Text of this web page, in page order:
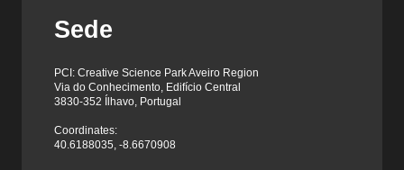
Sede
PCI: Creative Science Park Aveiro Region
Via do Conhecimento, Edifício Central
3830-352 Ílhavo, Portugal
Coordinates:
40.6188035, -8.6670908